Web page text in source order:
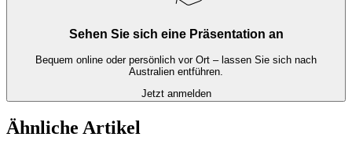
Sehen Sie sich eine Präsentation an
Bequem online oder persönlich vor Ort – lassen Sie sich nach
Australien entführen.
Jetzt anmelden
Ähnliche Artikel